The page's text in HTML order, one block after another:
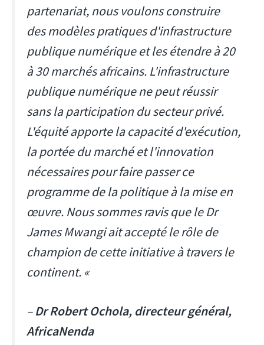
partenariat, nous voulons construire
des modèles pratiques d'infrastructure
publique numérique et les étendre à 20
à 30 marchés africains. L'infrastructure
publique numérique ne peut réussir
sans la participation du secteur privé.
L'équité apporte la capacité d'exécution,
la portée du marché et l'innovation
nécessaires pour faire passer ce
programme de la politique à la mise en
œuvre. Nous sommes ravis que le Dr
James Mwangi ait accepté le rôle de
champion de cette initiative à travers le
continent. «
–Dr Robert Ochola, directeur général,
AfricaNenda